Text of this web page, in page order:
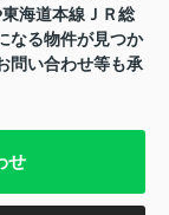
海道本線ＪＲ総
なる物件が見つか
問い合わせ等も承
せ